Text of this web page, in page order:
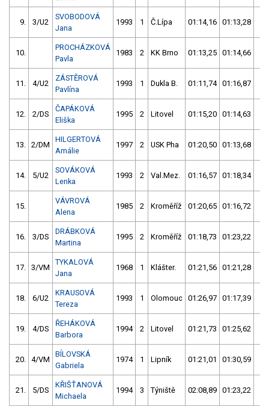
9. 3/U2
SVOBODOVÁ
Jana
1993 1 Č.Lípa 01:14,16 01:13,28
10.
PROCHÁZKOVÁ
Pavla
1983 2 KK Brno 01:13,25 01:14,66
11. 4/U2
ZÁSTĚROVÁ
Pavlína
1993 1 Dukla B. 01:11,74 01:16,87
12. 2/DS
ČAPÁKOVÁ
Eliška
1995 2 Litovel 01:15,20 01:14,63
13. 2/DM
HILGERTOVÁ
Amálie
1997 2 USK Pha 01:20,50 01:13,68
14. 5/U2
SOVÁKOVÁ
Lenka
1993 2 Val.Mez. 01:16,57 01:18,34
15.
VÁVROVÁ
Alena
1985 2 Kroměříž 01:20,65 01:16,72
16. 3/DS
DRÁBKOVÁ
Martina
1995 2 Kroměříž 01:18,73 01:23,22
17. 3/VM
TYKALOVÁ
Jana
1968 1 Klášter. 01:21,56 01:21,28
18. 6/U2
KRAUSOVÁ
Tereza
1993 1 Olomouc 01:26,97 01:17,39
19. 4/DS
ŘEHÁKOVÁ
Barbora
1994 2 Litovel 01:21,73 01:25,62
20. 4/VM
BÍLOVSKÁ
Gabriela
1974 1 Lipník 01:21,01 01:30,59
21. 5/DS
KŘIŠŤANOVÁ
Michaela
1994 3 Týniště 02:08,89 01:23,22